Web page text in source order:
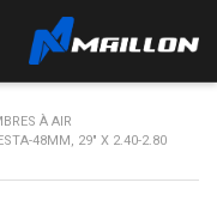
À AIR
48MM, 29" X 2.40-2.80